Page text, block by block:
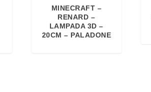
MINECRAFT –
RENARD –
LAMPADA 3D –
20CM – PALADONE